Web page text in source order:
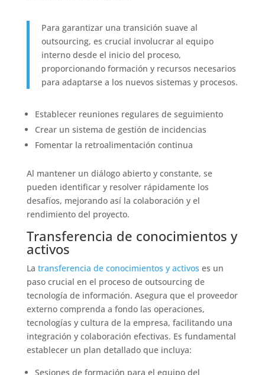
Para garantizar una transición suave al
outsourcing, es crucial involucrar al equipo
interno desde el inicio del proceso,
proporcionando formación y recursos necesarios
para adaptarse a los nuevos sistemas y procesos.
Establecer reuniones regulares de seguimiento
Crear un sistema de gestión de incidencias
Fomentar la retroalimentación continua
Al mantener un diálogo abierto y constante, se
pueden identificar y resolver rápidamente los
desafíos, mejorando así la colaboración y el
rendimiento del proyecto.
Transferencia de conocimientos y
activos
La transferencia de conocimientos y activos es un
paso crucial en el proceso de outsourcing de
tecnología de información. Asegura que el proveedor
externo comprenda a fondo las operaciones,
tecnologías y cultura de la empresa, facilitando una
integración y colaboración efectivas. Es fundamental
establecer un plan detallado que incluya:
Sesiones de formación para el equipo del